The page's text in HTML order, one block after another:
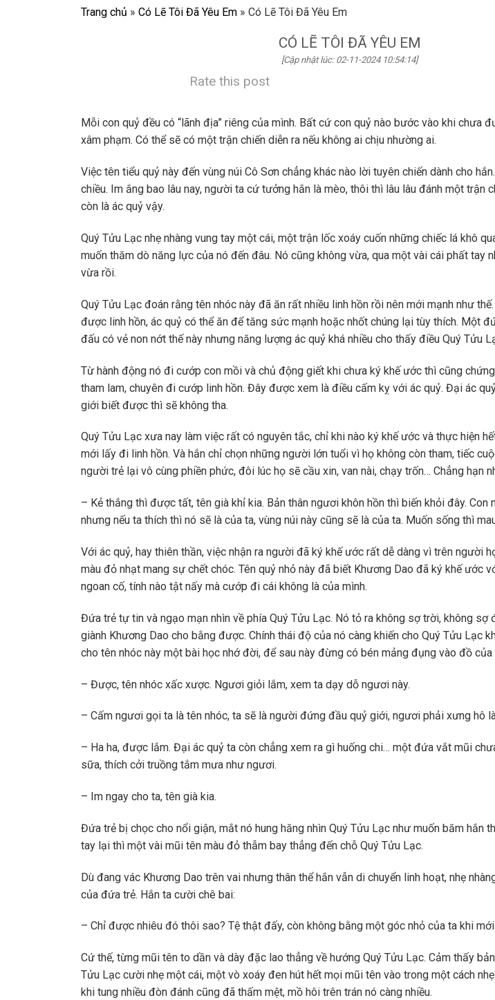
Trang chủ » Có Lẽ Tôi Đã Yêu Em » Có Lẽ Tôi Đã Yêu Em
CÓ LẼ TÔI ĐÃ YÊU EM
[Cập nhật lúc: 02-11-2024 10:54:14]
Rate this post
Mỗi con quỷ đều có “lãnh địa” riêng của mình. Bất cứ con quỷ nào bước vào khi chưa
xâm phạm. Có thể sẽ có một trận chiến diễn ra nếu không ai chịu nhường ai.
Việc tên tiểu quỷ này đến vùng núi Cô Sơn chẳng khác nào lời tuyên chiến dành cho
chiều. Im ắng bao lâu nay, người ta cứ tưởng hắn là mèo, thôi thì lâu lâu đánh một trận
còn là ác quỷ vậy.
Quý Tửu Lạc nhẹ nhàng vung tay một cái, một trận lốc xoáy cuốn những chiếc lá khô
muốn thăm dò năng lực của nó đến đâu. Nó cũng không vừa, qua một vài cái phất tay
vừa rồi.
Quý Tửu Lạc đoán rằng tên nhóc này đã ăn rất nhiều linh hồn rồi nên mới mạnh như
được linh hồn, ác quỷ có thể ăn để tăng sức mạnh hoặc nhốt chúng lại tùy thích. Một
đấu có vẻ non nớt thế này nhưng năng lượng ác quỷ khá nhiều cho thấy điều Quý Tửu
Từ hành động nó đi cướp con mồi và chủ động giết khi chưa ký khế ước thì cũng
tham lam, chuyên đi cướp linh hồn. Đây được xem là điều cấm kỵ với ác quỷ. Đại ác
giới biết được thì sẽ không tha.
Quý Tửu Lạc xưa nay làm việc rất có nguyên tắc, chỉ khi nào ký khế ước và thực hiện
mới lấy đi linh hồn. Và hắn chỉ chọn những người lớn tuổi vì họ không còn tham, tiếc
người trẻ lại vô cùng phiền phức, đôi lúc họ sẽ cầu xin, van nài, chạy trốn… Chẳng hạn
– Kẻ thắng thì được tất, tên già khỉ kia. Bản thân ngươi khôn hồn thì biến khỏi đây.
nhưng nếu ta thích thì nó sẽ là của ta, vùng núi này cũng sẽ là của ta. Muốn sống thì
Với ác quỷ, hay thiên thần, việc nhận ra người đã ký khế ước rất dễ dàng vì trên người
màu đỏ nhạt mang sự chết chóc. Tên quỷ nhỏ này đã biết Khương Dao đã ký khế ước
ngoan cố, tính nào tật nấy mà cướp đi cái không là của mình.
Đứa trẻ tự tin và ngạo mạn nhìn về phía Quý Tửu Lạc. Nó tỏ ra không sợ trời, không
giành Khương Dao cho bằng được. Chính thái độ của nó càng khiến cho Quý Tửu Lạc
cho tên nhóc này một bài học nhớ đời, để sau này đừng có bén mảng đụng vào đồ của
– Được, tên nhóc xấc xược. Ngươi giỏi lắm, xem ta dạy dỗ ngươi này.
– Cấm ngươi gọi ta là tên nhóc, ta sẽ là người đứng đầu quỷ giới, ngươi phải xưng hô
– Ha ha, được lắm. Đại ác quỷ ta còn chẳng xem ra gì huống chi… một đứa vắt mũi
sữa, thích cởi truồng tắm mưa như ngươi.
– Im ngay cho ta, tên già kia.
Đứa trẻ bị chọc cho nổi giận, mắt nó hung hăng nhìn Quý Tửu Lạc như muốn băm hắn
tay lại thì một vài mũi tên màu đỏ thẫm bay thẳng đến chỗ Quý Tửu Lạc.
Dù đang vác Khương Dao trên vai nhưng thân thể hắn vẫn di chuyển linh hoạt, nhẹ
của đứa trẻ. Hắn ta cười chê bai:
– Chỉ được nhiêu đó thôi sao? Tệ thật đấy, còn không bằng một góc nhỏ của ta khi
Cứ thế, từng mũi tên to dần và dày đặc lao thẳng về hướng Quý Tửu Lạc. Cảm thấy
Tửu Lạc cười nhẹ một cái, một vò xoáy đen hút hết mọi mũi tên vào trong một cách
khi tung nhiều đòn đánh cũng đã thấm mệt, mồ hôi trên trán nó càng nhiều.